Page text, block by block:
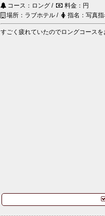
コース：ロング /
料金：円
場所：ラブホテル /
指名：写真指
すごく疲れていたのでロングコース